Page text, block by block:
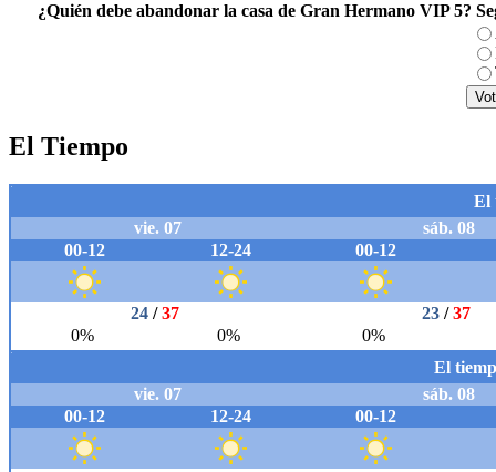
¿Quién debe abandonar la casa de Gran Hermano VIP 5?
El Tiempo